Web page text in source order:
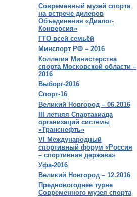
Современный музей спорта
на встрече дилеров
Объединения «Диалог-
Конверсия»
ГТО всей семьёй
Минспорт РФ – 2016
Коллегия Министерства
спорта Московской области –
2016
Выборг-2016
Спорт-16
Великий Новгород – 06.2016
III летняя Спартакиада
организаций системы
«Транснефть»
VI Международный
спортивный форум «Россия
– спортивная держава»
Уфа-2016
Великий Новгород – 12.2016
Предновогоднее турне
Современного музея спорта